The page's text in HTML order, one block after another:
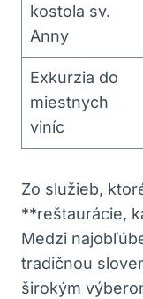
kostola sv.
Anny
Exkurzia do
miestnych
viníc
Zo služieb,
**reštaurácie,
Medzi‌
tradičnou
širokým⁤